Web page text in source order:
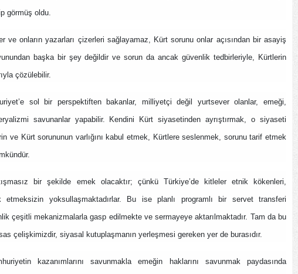
görmüş oldu.
ve onların yazarları çizerleri sağlayamaz, Kürt sorunu onlar açısından bir asayiş
başka bir şey değildir ve sorun da ancak güvenlik tedbirleriyle, Kürtlerin
çözülebilir.
sol bir perspektiften bakanlar, milliyetçi değil yurtsever olanlar, emeği,
savunanlar yapabilir. Kendini Kürt siyasetinden ayrıştırmak, o siyaseti
ve Kürt sorununun varlığını kabul etmek, Kürtlere seslenmek, sorunu tarif etmek
bir şekilde emek olacaktır; çünkü Türkiye’de kitleler etnik kökenleri,
yoksullaşmaktadırlar. Bu ise planlı programlı bir servet transferi
çeşitli mekanizmalarla gasp edilmekte ve sermayeye aktarılmaktadır. Tam da bu
çelişkimizdir, siyasal kutuplaşmanın yerleşmesi gereken yer de burasıdır.
kazanımlarını savunmakla emeğin haklarını savunmak paydasında